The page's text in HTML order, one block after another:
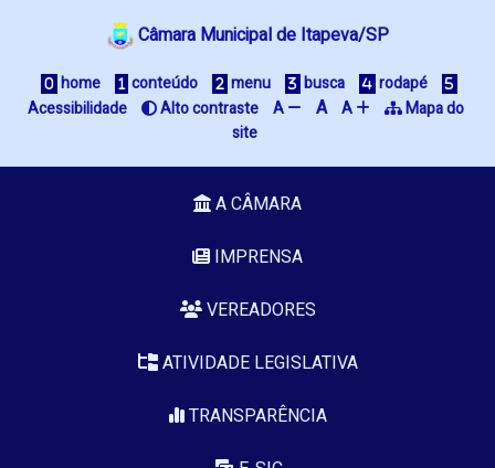
Câmara Municipal de Itapeva/SP
home conteúdo menu busca
rodapé
Acessibilidade
Alto contraste A A A
Mapa do
site
A CÂMARA
IMPRENSA
VEREADORES
ATIVIDADE LEGISLATIVA
TRANSPARÊNCIA